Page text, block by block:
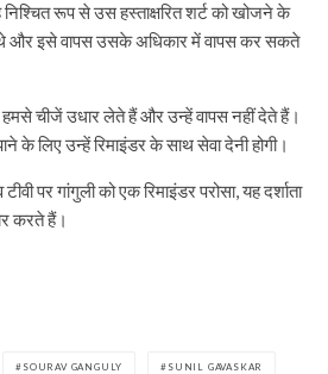
रूप से उस हस्ताक्षरित शर्ट को खोजने के
इसे वापस उसके अधिकार में वापस कर सकते
चीजें उधार लेते हैं और उन्हें वापस नहीं देते हैं।
के लिए उन्हें रिमाइंडर के साथ सेवा देनी होगी।
पर गांगुली को एक रिमाइंडर परोसा, यह दर्शाता
करते हैं।
SOURAV GANGULY SUNIL GAVASKAR